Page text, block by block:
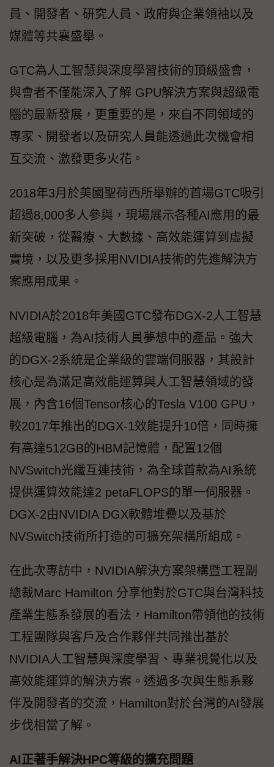
員、開發者、研究人員、政府與企業領袖以及
媒體等共襄盛舉。
GTC為人工智慧與深度學習技術的頂級盛會，
與會者不僅能深入了解 GPU解決方案與超級電
腦的最新發展，更重要的是，來自不同領域的
專家、開發者以及研究人員能透過此次機會相
互交流、激發更多火花。
2018年3月於美國聖荷西所舉辦的首場GTC吸引
超過8,000多人參與，現場展示各種AI應用的最
新突破，從醫療、大數據、高效能運算到虛擬
實境，以及更多採用NVIDIA技術的先進解決方
案應用成果。
NVIDIA於2018年美國GTC發布DGX-2人工智慧
超級電腦，為AI技術人員夢想中的產品。強大
的DGX-2系統是企業級的雲端伺服器，其設計
核心是為滿足高效能運算與人工智慧領域的發
展，內含16個Tensor核心的Tesla V100 GPU，
較2017年推出的DGX-1效能提升10倍，同時擁
有高達512GB的HBM記憶體，配置12個
NVSwitch光纖互連技術，為全球首款為AI系統
提供運算效能達2 petaFLOPS的單一伺服器。
DGX-2由NVIDIA DGX軟體堆疊以及基於
NVSwitch技術所打造的可擴充架構所組成。
在此次專訪中，NVIDIA解決方案架構暨工程副
總裁Marc Hamilton 分享他對於GTC與台灣科技
產業生態系發展的看法，Hamilton帶領他的技術
工程團隊與客戶及合作夥伴共同推出基於
NVIDIA人工智慧與深度學習、專業視覺化以及
高效能運算的解決方案。透過多次與生態系夥
伴及開發者的交流，Hamilton對於台灣的AI發展
步伐相當了解。
AI正著手解決HPC等級的擴充問題